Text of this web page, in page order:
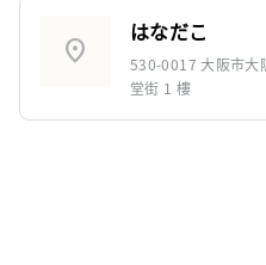
location_on
はなだこ
530-0017 大阪市大
堂街 1 樓